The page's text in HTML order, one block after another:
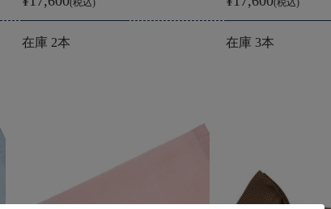
(税込)
在庫 2本
(税込)
在庫 3本